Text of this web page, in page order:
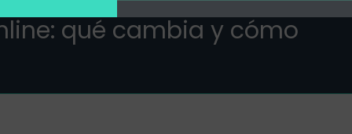
qué cambia y cómo